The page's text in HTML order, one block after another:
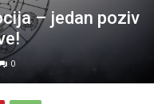
– jedan poziv
0